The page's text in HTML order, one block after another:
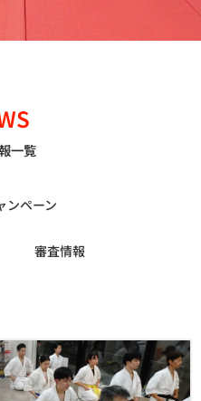
一覧
ンペーン
審査情報